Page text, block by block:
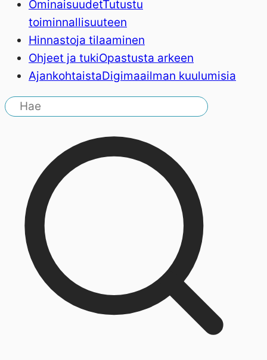
OminaisuudetTutustu
toiminnallisuuteen
Hinnastoja tilaaminen
Ohjeet ja tukiOpastusta arkeen
AjankohtaistaDigimaailman kuulumisia